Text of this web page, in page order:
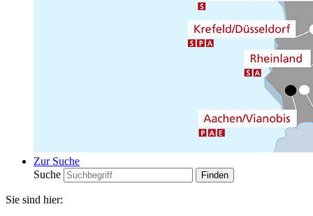
Zur Suche
Suche
Sie sind hier: